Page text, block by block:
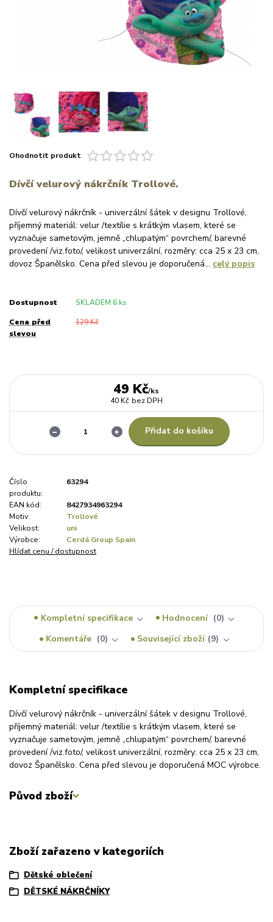
Ohodnotit produkt
Dívčí velurový nákrčník Trollové.
Dívčí velurový nákrčník - univerzální šátek v designu Trollové,
příjemný materiál: velur /textílie s krátkým vlasem, které se
vyznačuje sametovým, jemně „chlupatým“ povrchem/, barevné
provedení /viz.foto/, velikost univerzální, rozměry: cca 25 x 23 cm,
dovoz Španělsko. Cena před slevou je doporučená... celý popis
Dostupnost SKLADEM 6 ks
Cena před
slevou
129 Kč
49 Kč/ks
40 Kč bez DPH
Přidat do košíku
Číslo
produktu:
63294
EAN kód:
8427934963294
Motiv:
Trollové
Velikost:
uni
Výrobce:
Cerdá Group Spain
Hlídat cenu / dostupnost
Kompletní specifikace Hodnocení
0
Komentáře
0 Související zboží 9
Kompletní specifikace
Dívčí velurový nákrčník - univerzální šátek v designu Trollové,
příjemný materiál: velur /textílie s krátkým vlasem, které se
vyznačuje sametovým, jemně „chlupatým“ povrchem/, barevné
provedení /viz.foto/, velikost univerzální, rozměry: cca 25 x 23 cm,
dovoz Španělsko. Cena před slevou je doporučená MOC výrobce.
Původ zboží
Zboží zařazeno v kategoriích
Dětské oblečení
DĚTSKÉ NÁKRČNÍKY